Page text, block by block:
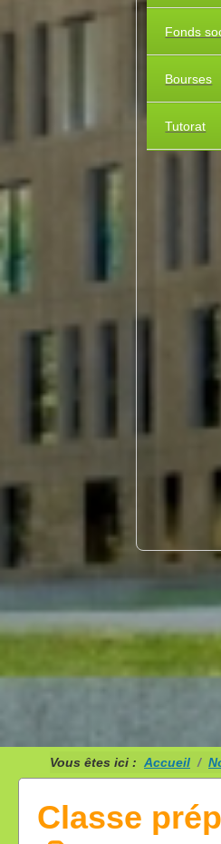
Fonds
Bourses
Tutorat
Vous êtes ici : Accueil
Classe